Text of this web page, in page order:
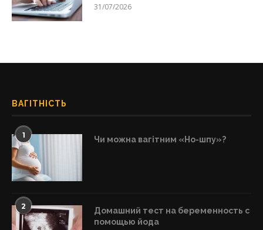
31/07/2026
ВАГІТНІСТЬ
1 Чи можна вагітним «Но-шпу»?
2
Домашний тест на беременность с
помощью йода